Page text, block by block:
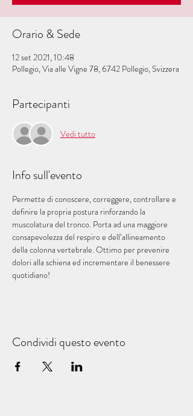
Orario & Sede
12 set 2021, 10:48
Pollegio, Via alle Vigne 78, 6742 Pollegio, Svizzera
Partecipanti
Vedi tutto
Info sull'evento
Permette di conoscere, correggere, controllare e
definire la propria postura rinforzando la
muscolatura del tronco. Porta ad una maggiore
consapevolezza del respiro e dell’allineamento
della colonna vertebrale. Ottimo per prevenire
dolori alla schiena ed incrementare il benessere
quotidiano!
Condividi questo evento